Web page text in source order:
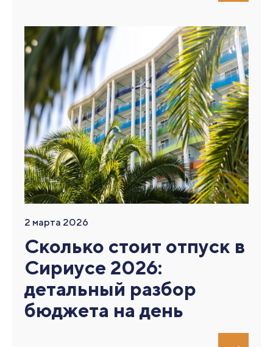
2 марта 2026
Сколько стоит отпуск в
Сириусе 2026:
детальный разбор
бюджета на день